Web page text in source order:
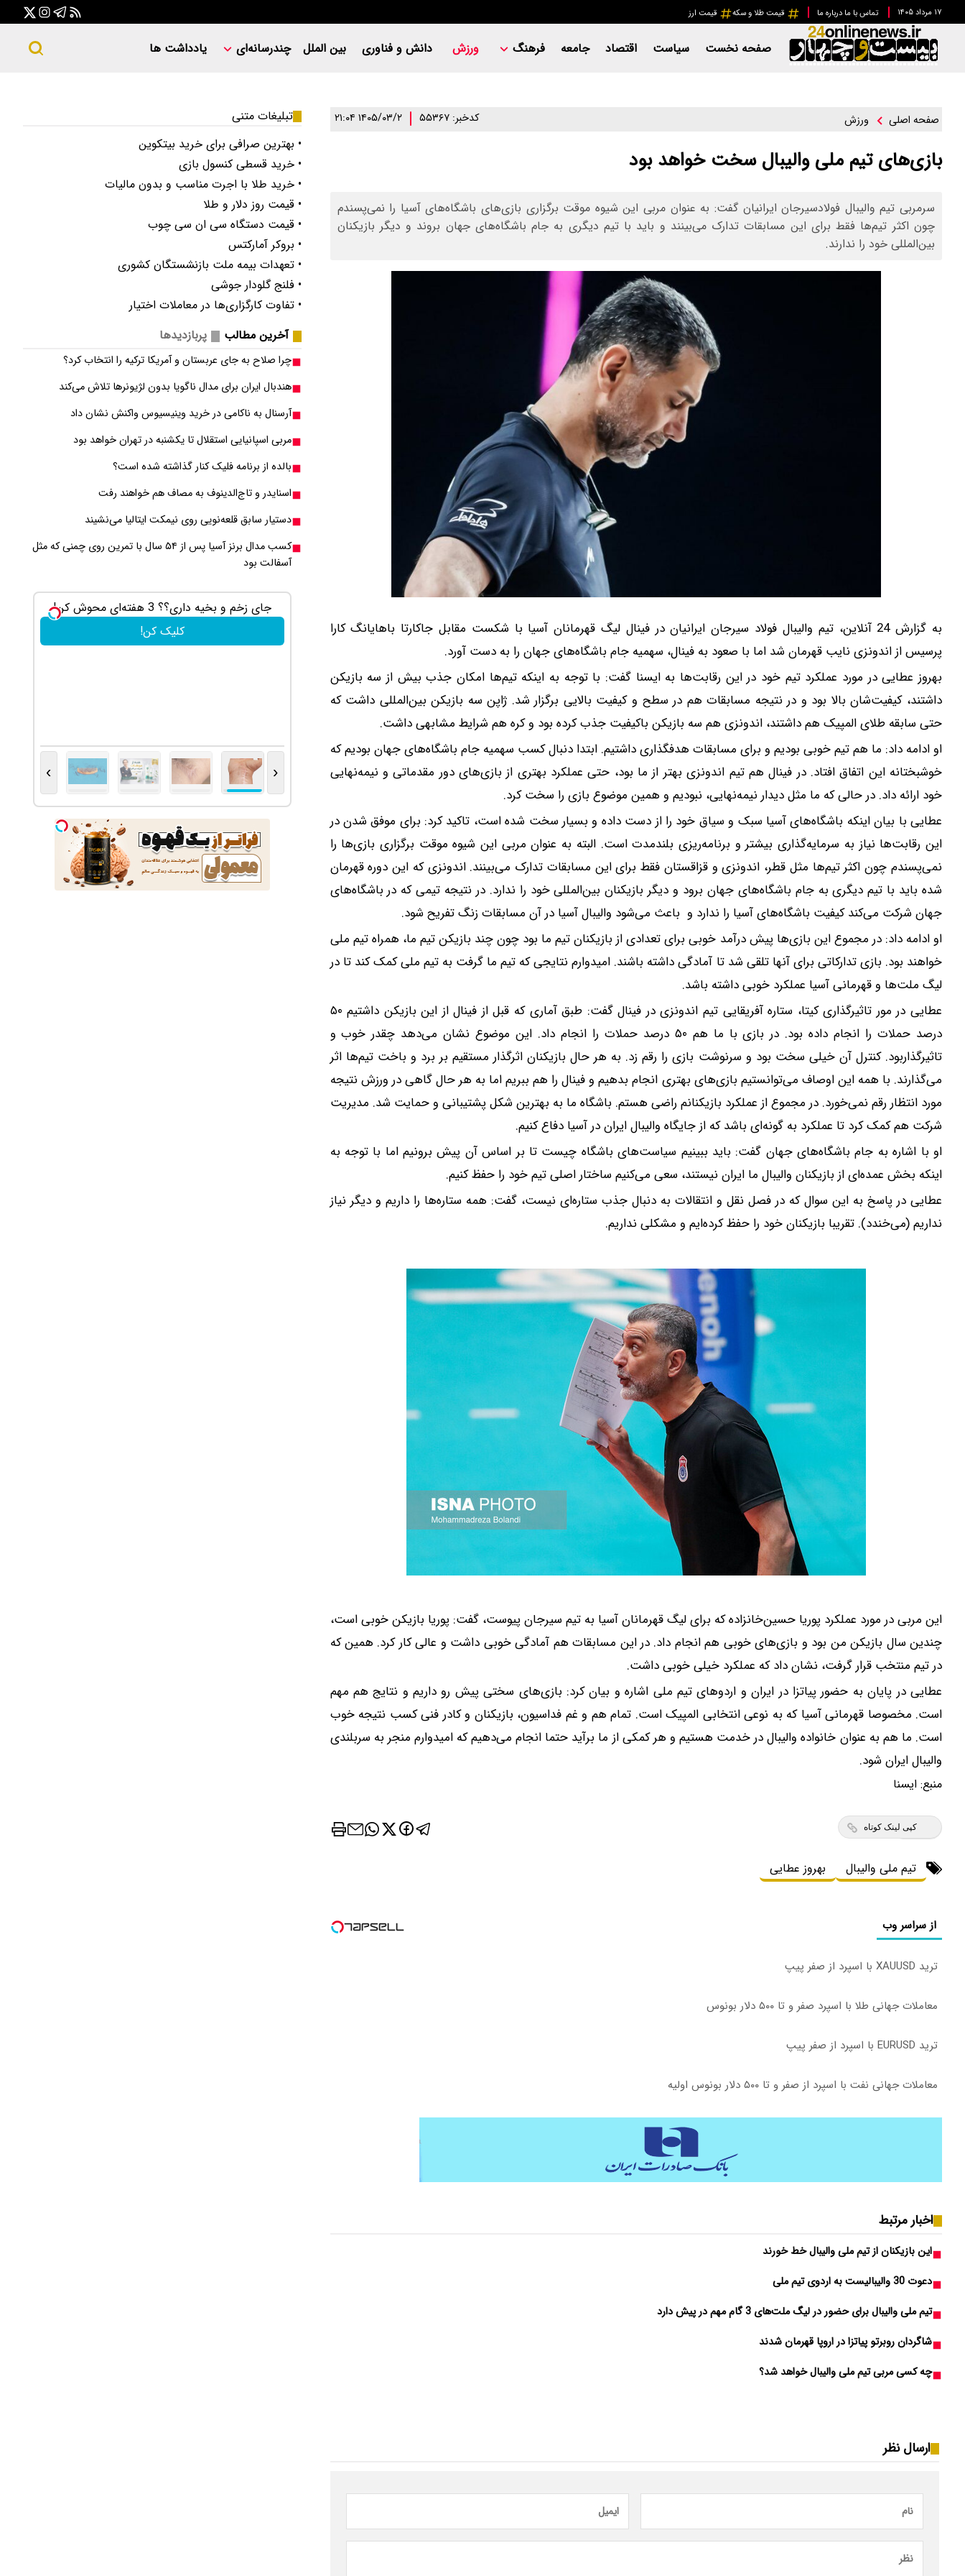
۱۷ مرداد ۱۴۰۵ تماس با ما درباره ما قیمت طلا و سکه قیمت ارز
صفحه نخست سیاست اقتصاد جامعه فرهنگ ورزش دانش و فناوری بین الملل چندرسانه‌ای یادداشت ها
صفحه اصلی ورزش کدخبر: ۵۵۳۶۷ ۱۴۰۵/۰۳/۲ ۲۱:۰۴
بازی‌های تیم ملی والیبال سخت خواهد بود
سرمربی تیم والیبال فولادسیرجان ایرانیان گفت: به عنوان مربی این شیوه موقت برگزاری بازی‌های باشگاه‌های آسیا را نمی‌پسندم
چون اکثر تیم‌ها فقط برای این مسابقات تدارک می‌بینند و باید با تیم دیگری به جام باشگاه‌های جهان بروند و دیگر بازیکنان
بین‌المللی خود را ندارند.
به گزارش 24 آنلاین، تیم والیبال فولاد سیرجان ایرانیان در فینال لیگ قهرمانان آسیا با شکست مقابل جاکارتا باهایانگ کارا
پرسیس از اندونزی نایب قهرمان شد اما با صعود به فینال، سهمیه جام باشگاه‌های جهان را به دست آورد.
بهروز عطایی در مورد عملکرد تیم خود در این رقابت‌ها به ایسنا گفت: با توجه به اینکه تیم‌ها امکان جذب بیش از سه بازیکن
داشتند، کیفیت‌شان بالا بود و در نتیجه مسابقات هم در سطح و کیفیت بالایی برگزار شد. ژاپن سه بازیکن بین‌المللی داشت که
حتی سابقه طلای المپیک هم داشتند، اندونزی هم سه بازیکن باکیفیت جذب کرده بود و کره هم شرایط مشابهی داشت.
او ادامه داد: ما هم تیم خوبی بودیم و برای مسابقات هدفگذاری داشتیم. ابتدا دنبال کسب سهمیه جام باشگاه‌های جهان بودیم که
خوشبختانه این اتفاق افتاد. در فینال هم تیم اندونزی بهتر از ما بود، حتی عملکرد بهتری از بازی‌های دور مقدماتی و نیمه‌نهایی
خود ارائه داد. در حالی که ما مثل دیدار نیمه‌نهایی، نبودیم و همین موضوع بازی را سخت کرد.
عطایی با بیان اینکه باشگاه‌های آسیا سبک و سیاق خود را از دست داده و بسیار سخت شده است، تاکید کرد: برای موفق شدن در
این رقابت‌ها نیاز به سرمایه‌گذاری بیشتر و برنامه‌ریزی‌ بلندمدت‌ است. البته به عنوان مربی این شیوه موقت برگزاری بازی‌ها را
نمی‌پسندم چون اکثر تیم‌ها مثل قطر، اندونزی و قزاقستان فقط برای این مسابقات تدارک می‌بینند. اندونزی که این دوره قهرمان
شده باید با تیم دیگری به جام باشگاه‌های جهان برود و دیگر بازیکنان بین‌المللی خود را ندارد. در نتیجه تیمی که در باشگاه‌های
جهان شرکت می‌کند کیفیت باشگاه‌های آسیا را ندارد و باعث می‌شود والیبال آسیا در آن مسابقات زنگ تفریح شود.
او ادامه داد: در مجموع این بازی‌ها پیش درآمد خوبی برای تعدادی از بازیکنان تیم ما بود چون چند بازیکن تیم ما، همراه تیم ملی
خواهند بود. بازی تدارکاتی برای آنها تلقی شد تا آمادگی داشته باشند. امیدوارم نتایجی که تیم ما گرفت به تیم ملی کمک کند تا در
لیگ ملت‌ها و قهرمانی آسیا عملکرد خوبی داشته باشد.
عطایی در مور تاثیرگذاری کیتا، ستاره آفریقایی تیم اندونزی در فینال گفت: طبق آماری که قبل از فینال از این بازیکن داشتیم ۵۰
درصد حملات را انجام داده بود. در بازی با ما هم ۵۰ درصد حملات را انجام داد. این موضوع نشان می‌دهد چقدر خوب و
تاثیرگذاربود. کنترل آن خیلی سخت بود و سرنوشت بازی را رقم زد. به هر حال بازیکنان اثرگذار مستقیم بر برد و باخت تیم‌ها اثر
می‌گذارند. با همه این اوصاف می‌توانستیم بازی‌های بهتری انجام بدهیم و فینال را هم ببریم اما به هر حال گاهی در ورزش نتیجه
مورد انتظار رقم نمی‌خورد. در مجموع از عملکرد بازیکنانم راضی هستم. باشگاه ما به بهترین شکل پشتیبانی و حمایت شد. مدیریت
شرکت هم کمک کرد تا عملکرد به گونه‌ای باشد که از جایگاه والیبال ایران در آسیا دفاع کنیم.
او با اشاره به جام باشگاه‌های جهان گفت: باید ببینیم سیاست‌های باشگاه چیست تا بر اساس آن پیش برونیم اما با توجه به
اینکه بخش عمده‌ای از بازیکنان والیبال ما ایران نیستند، سعی می‌کنیم ساختار اصلی تیم خود را حفظ کنیم.
عطایی در پاسخ به این سوال که در فصل نقل و انتقالات به دنبال جذب ستاره‌ای نیست، گفت: همه ستاره‌ها را داریم و دیگر نیاز
نداریم (می‌خندد). تقریبا بازیکنان خود را حفظ کرده‌ایم و مشکلی نداریم.
این مربی در مورد عملکرد پوریا حسین‌خانزاده که برای لیگ قهرمانان آسیا به تیم سیرجان پیوست، گفت: پوریا بازیکن خوبی است،
چندین سال بازیکن من بود و بازی‌های خوبی هم انجام داد. در این مسابقات هم آمادگی خوبی داشت و عالی کار کرد. همین که
در تیم منتخب قرار گرفت، نشان داد که عملکرد خیلی خوبی داشت.
عطایی در پایان به حضور پیاتزا در ایران و اردوهای تیم ملی اشاره و بیان کرد: بازی‌های سختی پیش رو داریم و نتایج هم مهم
است. مخصوصا قهرمانی آسیا که به نوعی انتخابی المپیک است. تمام هم و غم فداسیون، بازیکنان و کادر فنی کسب نتیجه خوب
است. ما هم به عنوان خانواده والیبال در خدمت هستیم و هر کمکی از ما برآید حتما انجام می‌دهیم که امیدوارم منجر به سربلندی
والیبال ایران شود.
منبع: ايسنا
کپی لینک کوتاه
تیم ملی والیبال بهروز عطایی
از سراسر وب
ترید XAUUSD با اسپرد از صفر پیپ
معاملات جهانی طلا با اسپرد صفر و تا ۵۰۰ دلار بونوس
ترید EURUSD با اسپرد از صفر پیپ
معاملات جهانی نفت با اسپرد از صفر و تا ۵۰۰ دلار بونوس اولیه
اخبار مرتبط
این بازیکنان از تیم ملی والیبال خط خورند
دعوت 30 والیبالیست به اردوی تیم ملی
تیم ملی والیبال برای حضور در لیگ ملت‌های 3 گام مهم در پیش دارد
شاگردان روبرتو پیاتزا در اروپا قهرمان شدند
چه کسی مربی تیم ملی والیبال خواهد شد؟
ارسال نظر
تبلیغات متنی
• بهترین صرافی برای خرید بیتکوین
• خرید قسطی کنسول بازی
• خرید طلا با اجرت مناسب و بدون مالیات
• قیمت روز دلار و طلا
• قیمت دستگاه سی ان سی چوب
• بروکر آمارکتس
• تعهدات بیمه ملت بازنشستگان کشوری
• فلنج گلودار جوشی
• تفاوت کارگزاری‌ها در معاملات اختیار
آخرین مطالب
پربازدیدها
چرا صلاح به جای عربستان و آمریکا ترکیه را انتخاب کرد؟
هندبال ایران برای مدال ناگویا بدون لژیونرها تلاش می‎‌کند
آرسنال به ناکامی در خرید وینیسیوس واکنش نشان داد
مربی اسپانیایی استقلال تا یکشنبه در تهران خواهد بود
بالده از برنامه فلیک کنار گذاشته شده است؟
اسنایدر و تاج‌الدینوف به مصاف هم خواهند رفت
دستیار سابق قلعه‌نویی روی نیمکت ایتالیا می‌نشیند
کسب مدال برنز آسیا پس از ۵۴ سال با تمرین روی چمنی که مثل
آسفالت بود
کلیک کن!
کلیک کن!
تخفیف ویژه!
این شامپو ریزش موهات کاملا قطع میشه !!! تحت
لیسانس آلمان
تخفیف ویژه!
‹
›